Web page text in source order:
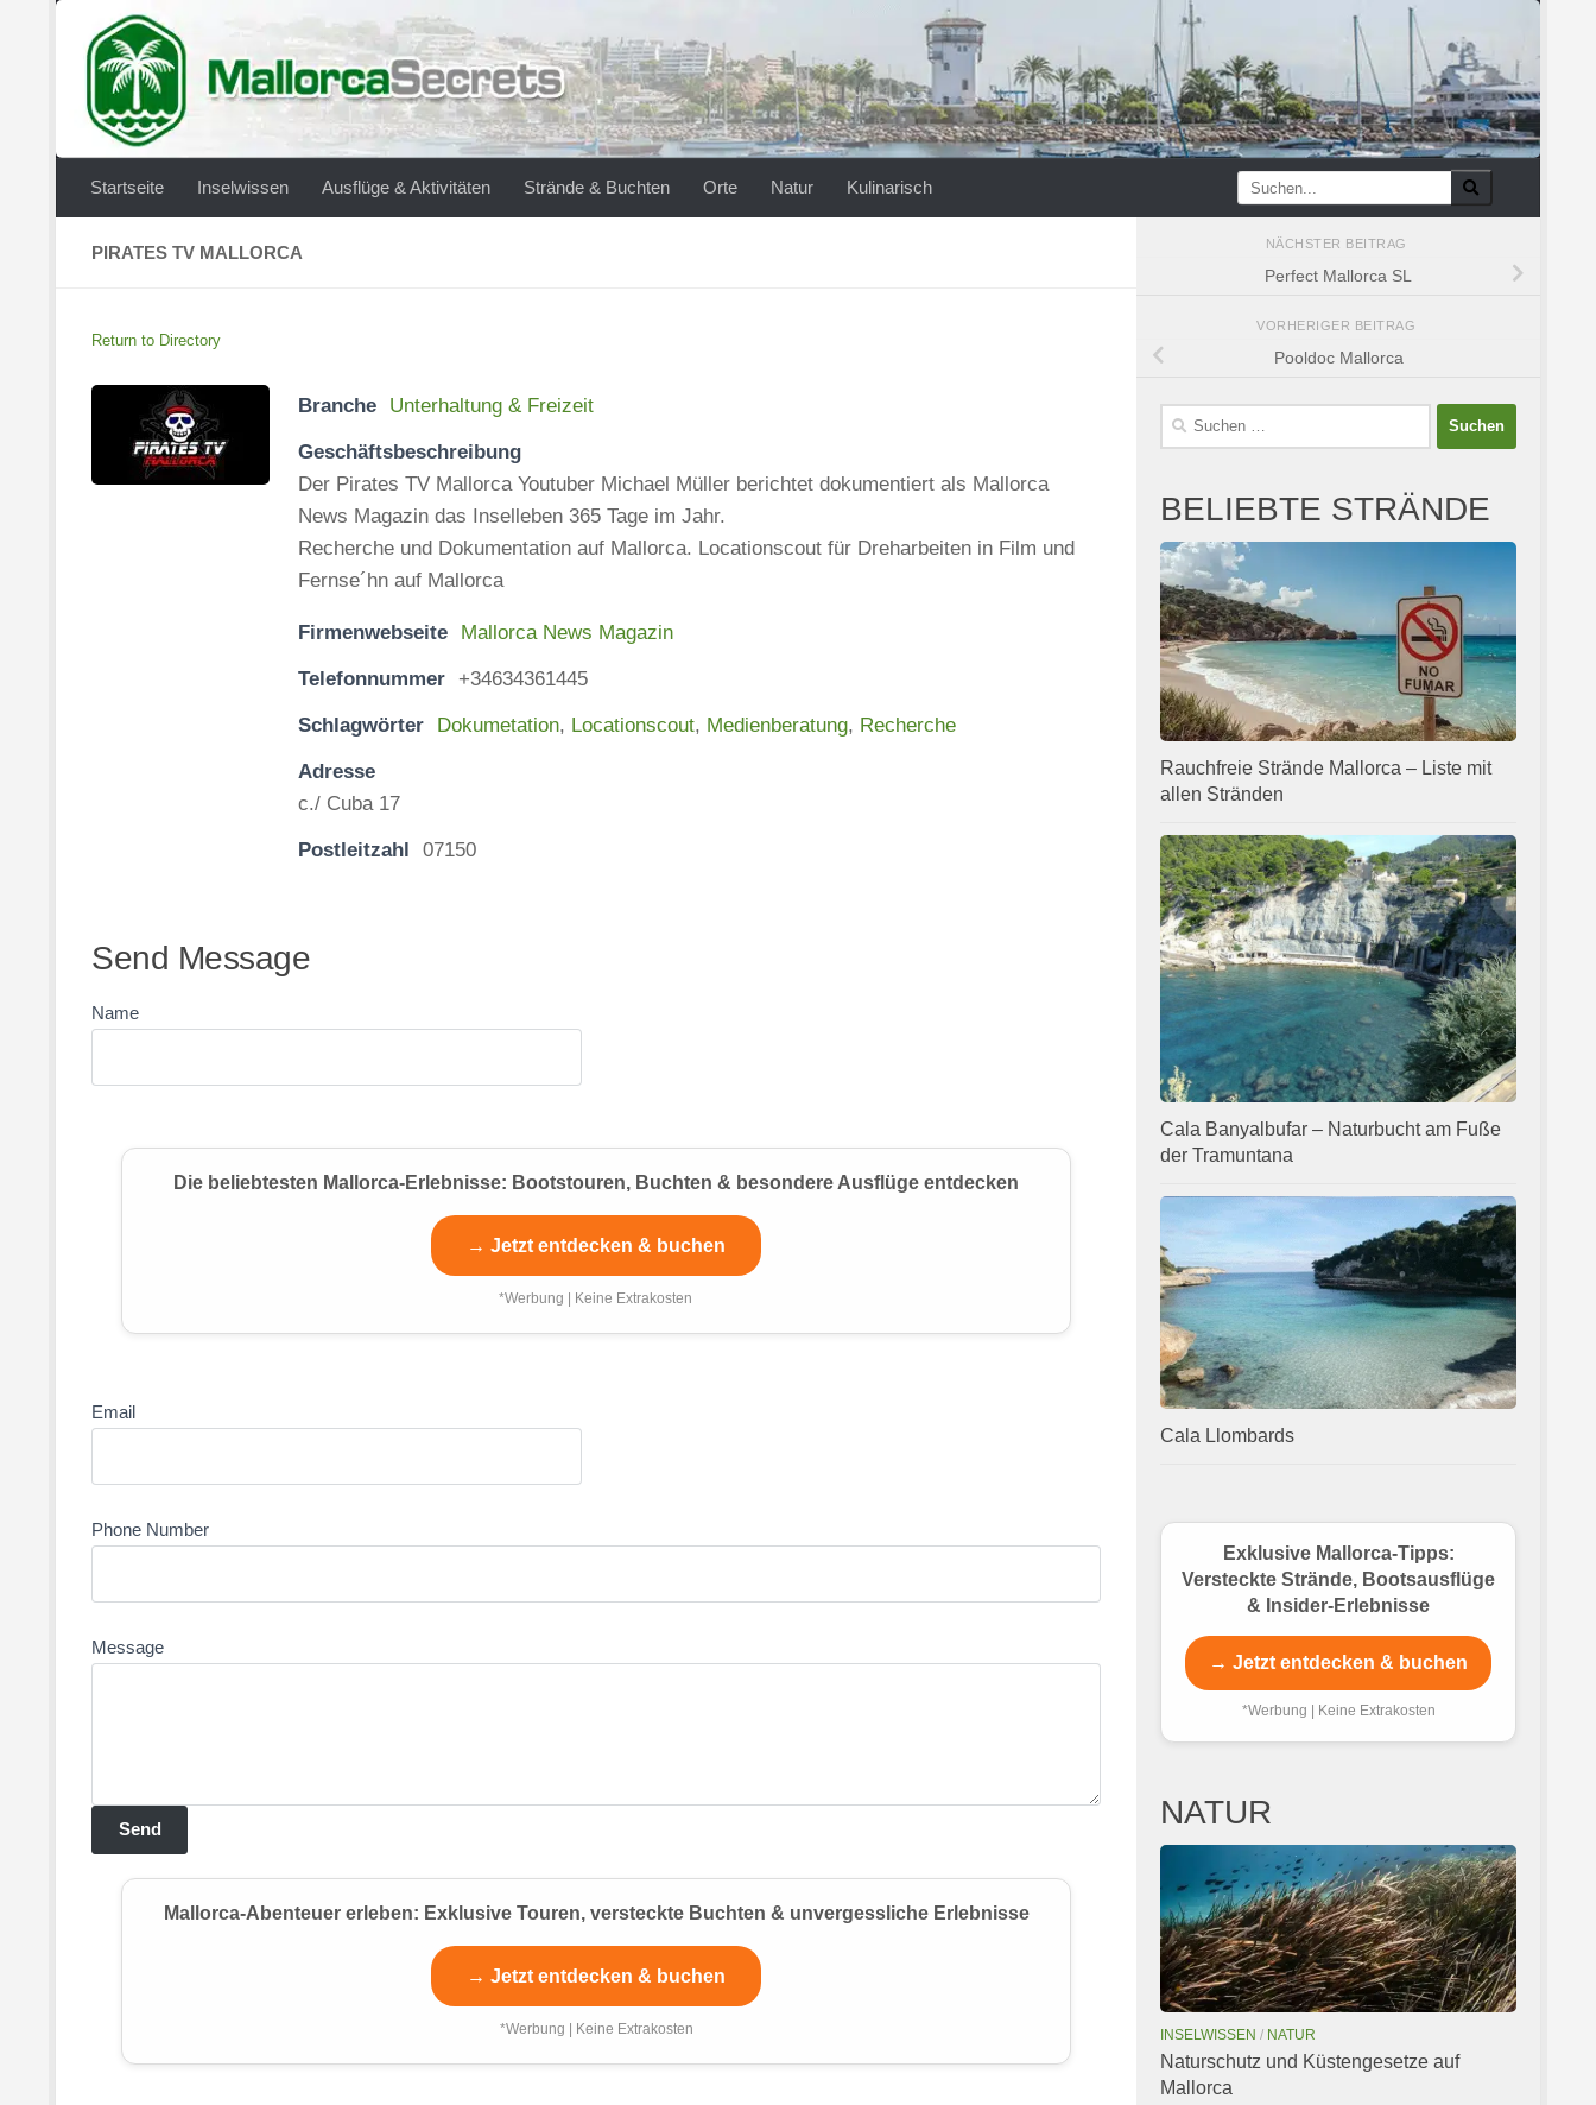
Zum Inhalt springen
Startseite Inselwissen Ausflüge & Aktivitäten Strände & Buchten Orte Natur Kulinarisch
PIRATES TV MALLORCA
Return to Directory
Branche Unterhaltung & Freizeit
Geschäftsbeschreibung
Der Pirates TV Mallorca Youtuber Michael Müller berichtet dokumentiert als Mallorca
News Magazin das Inselleben 365 Tage im Jahr.
Recherche und Dokumentation auf Mallorca. Locationscout für Dreharbeiten in Film und
Fernse´hn auf Mallorca
Firmenwebseite Mallorca News Magazin
Telefonnummer +34634361445
Schlagwörter Dokumetation, Locationscout, Medienberatung, Recherche
Adresse
c./ Cuba 17
Postleitzahl 07150
Send Message
Name
Die beliebtesten Mallorca-Erlebnisse: Bootstouren, Buchten & besondere Ausflüge entdecken
→ Jetzt entdecken & buchen
*Werbung | Keine Extrakosten
Email
Phone Number
Message
Mallorca-Abenteuer erleben: Exklusive Touren, versteckte Buchten & unvergessliche Erlebnisse
→ Jetzt entdecken & buchen
*Werbung | Keine Extrakosten
NÄCHSTER BEITRAG
Perfect Mallorca SL
VORHERIGER BEITRAG
Pooldoc Mallorca
Suchen
BELIEBTE STRÄNDE
Rauchfreie Strände Mallorca – Liste mit
allen Stränden
Cala Banyalbufar – Naturbucht am Fuße
der Tramuntana
Cala Llombards
Exklusive Mallorca-Tipps:
Versteckte Strände, Bootsausflüge
& Insider-Erlebnisse
→ Jetzt entdecken & buchen
*Werbung | Keine Extrakosten
NATUR
INSELWISSEN / NATUR
Naturschutz und Küstengesetze auf
Mallorca